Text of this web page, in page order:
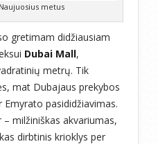
metus
gretimam didžiausiam
Dubai Mall,
metrų. Tik
mat Dubajaus prekybos
pasididžiavimas.
milžiniškas akvariumas,
dirbtinis krioklys per